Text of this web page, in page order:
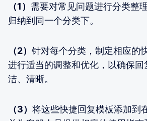
（1） 需要对常见问题进行分类整
归纳到同一个分类下。
（2） 针对每个分类，制定相应的
进行适当的调整和优化，以确保
洁、清晰。
（3） 将这些快捷回复模板添加到